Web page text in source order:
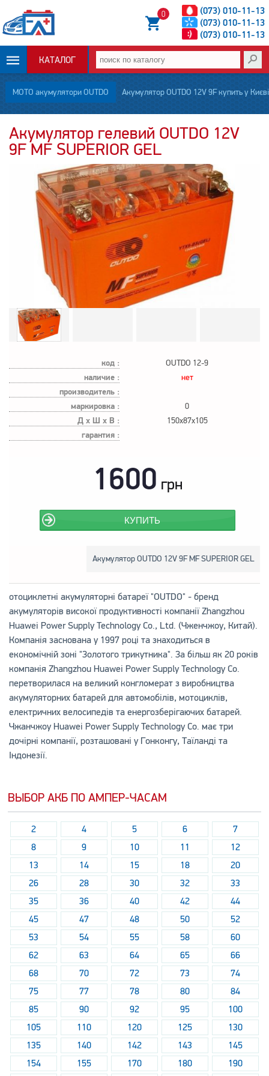
(073) 010-11-13
(073) 010-11-13
(073) 010-11-13
0
КАТАЛОГ
ОПЛАТА И
ДОСТАВКА
НОВОСТИ
СТАТЬИ
КОНТАКТЫ
МОТО акумулятори OUTDO Акумулятор OUTDO 12V 9F купить у Києві
Акумулятор гелевий OUTDO 12V
9F MF SUPERIOR GEL
код : OUTDO 12-9
наличие : нет
производитель :
маркировка :
0
Д х Ш х В : 150x87x105
гарантия :
1600 грн
КУПИТЬ
Акумулятор OUTDO 12V 9F MF SUPERIOR GEL
отоциклетні акумуляторні батареї "OUTDO" - бренд
акумуляторів високої продуктивності компанії Zhangzhou
Huawei Power Supply Technology Co., Ltd. (Чженчжоу, Китай).
Компанія заснована у 1997 році та знаходиться в
економічній зоні "Золотого трикутника". За більш як 20 років
компанія Zhangzhou Huawei Power Supply Technology Co.
перетворилася на великий конгломерат з виробництва
акумуляторних батарей для автомобілів, мотоциклів,
електричних велосипедів та енергозберігаючих батарей.
Чжанчжоу Huawei Power Supply Technology Co. має три
дочірні компанії, розташовані у Гонконгу, Таїланді та
Індонезії.
ВЫБОР АКБ ПО АМПЕР-ЧАСАМ
2 4 5 6
7
8
9 10 11
12
13
14 15 18
20
26
28 30 32
33
35
36 40 42
44
45
47 48 50
52
53
54 55 58
60
62
63 64 65
66
68
70 72 73
74
75
77 78 80
84
85
90 92 95
100
105
110 120 125
130
135
140 142 143
145
154
155 170 180
190